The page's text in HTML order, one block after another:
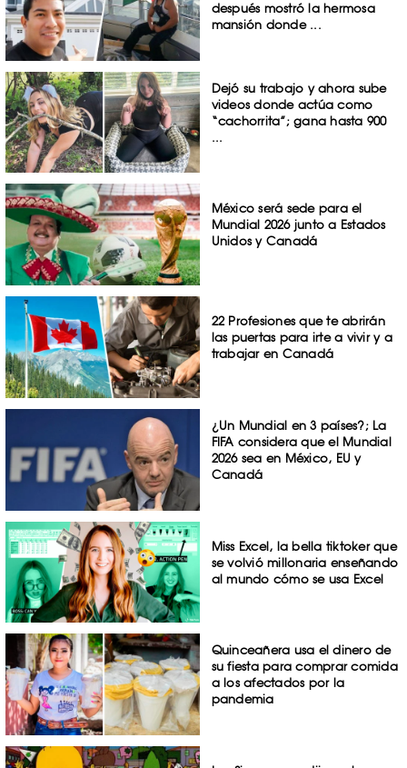
después mostró la hermosa
mansión donde ...
Dejó su trabajo y ahora sube
videos donde actúa como
“cachorrita”; gana hasta 900
...
México será sede para el
Mundial 2026 junto a Estados
Unidos y Canadá
22 Profesiones que te abrirán
las puertas para irte a vivir y a
trabajar en Canadá
¿Un Mundial en 3 países?; La
FIFA considera que el Mundial
2026 sea en México, EU y
Canadá
Miss Excel, la bella tiktoker que
se volvió millonaria enseñando
al mundo cómo se usa Excel
Quinceañera usa el dinero de
su fiesta para comprar comida
a los afectados por la
pandemia